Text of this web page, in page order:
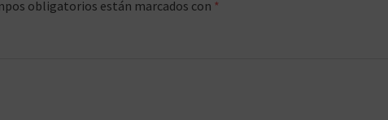
obligatorios están marcados con *